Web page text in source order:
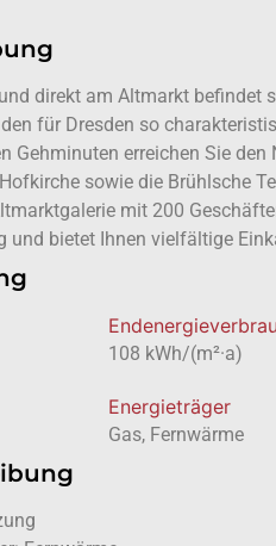
direkt am Altmarkt
für Dresden so
Gehminuten erreichen Sie
sowie die Brühlsche
mit 200
und bietet Ihnen vielfältige
108 kWh/(m²·a)
Energieträger
Gas, Fernwärme